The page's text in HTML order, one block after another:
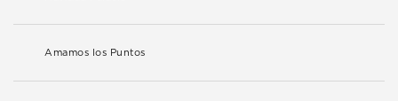
Amamos los Puntos